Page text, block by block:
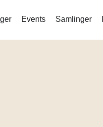
Events Samlinger